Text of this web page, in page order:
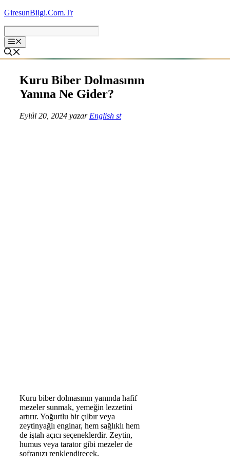
İçeriğe
GiresunBilgi.Com.Tr
Kuru Biber Dolmasının
Yanına Ne Gider?
Eylül 20, 2024 yazar English st
Kuru biber dolmasının yanında hafif
mezeler sunmak, yemeğin lezzetini
artırır. Yoğurtlu bir çılbır veya
zeytinyağlı enginar, hem sağlıklı hem
de iştah açıcı seçeneklerdir. Zeytin,
humus veya tarator gibi mezeler de
sofranızı renklendirecek.